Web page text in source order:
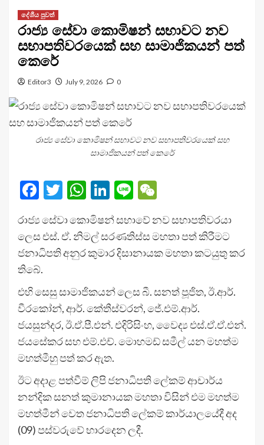
දේශීය පුවත්
රාජ්‍ය සේවා කොමිෂන් සභාවට නව
සභාපතිවරයෙක් සහ සාමාජිකයන් පත්
කෙරේ
Editor3 July 9, 2026 0
රාජ්‍ය සේවා කොමිෂන් සභාවට නව සභාපතිවරයෙක් සහ
සාමාජිකයන් පත් කෙරේ
Facebook
Twitter
WhatsApp
LinkedIn
Line
රාජ්‍ය සේවා කොමිෂන් සභාවේ නව සභාපතිවරයා
ලෙස එස්. ඒ. නිමල් සරණතිස්ස මහතා පත් කිරීමට
ජනාධිපති අනුර කුමාර දිසානායක මහතා කටයුතු කර
තිබේ.
එහි සෙසු සාමාජිකයන් ලෙස බී. සනත් පූජිත, ඊ.ආර්.
වීරකෝන්, ආර්. කේතීස්වරන්, ජේ.එම්.ආර්.
ජයසුන්දර, ඊ.ඒ.පී.එන්. එදිරිසිංහ, වෛද්‍ය එස්.ඒ.ඒ.එන්.
ජයසේකර සහ එම්.එච්. මොහමඩ් සමීල් යන මහත්ම
මහත්මීහු පත් කර ඇත.
ඊට අදාළ පත්වීම් ලිපි ජනාධිපති ලේකම් ආචාර්ය
නන්දික සනත් කුමානායක මහතා විසින් එම මහත්ම
මහත්මීන් වෙත ජනාධිපති ලේකම් කාර්යාලයේදී අද
(09) පස්වරුවේ භාරදෙන ලදී.